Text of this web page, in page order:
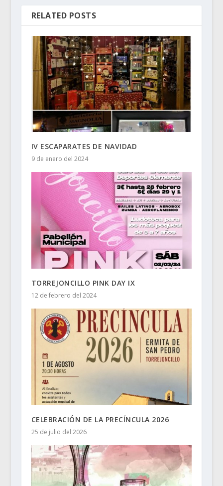
RELATED POSTS
IV ESCAPARATES DE NAVIDAD
9 de enero del 2024
TORREJONCILLO PINK DAY IX
12 de febrero del 2024
CELEBRACIÓN DE LA PRECÍNCULA 2026
25 de julio del 2026